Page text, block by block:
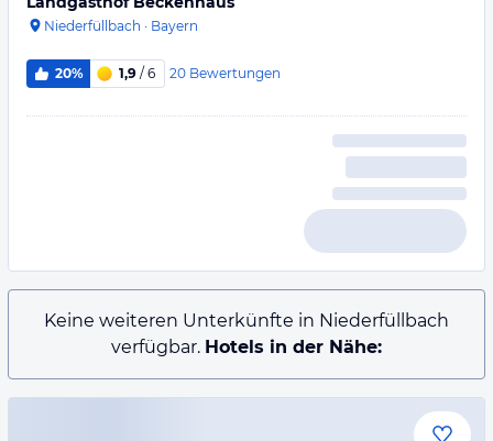
Niederfüllbach · Bayern
20% 1,9 / 6 20 Bewertungen
Keine weiteren Unterkünfte in Niederfüllbach
verfügbar. Hotels in der Nähe: